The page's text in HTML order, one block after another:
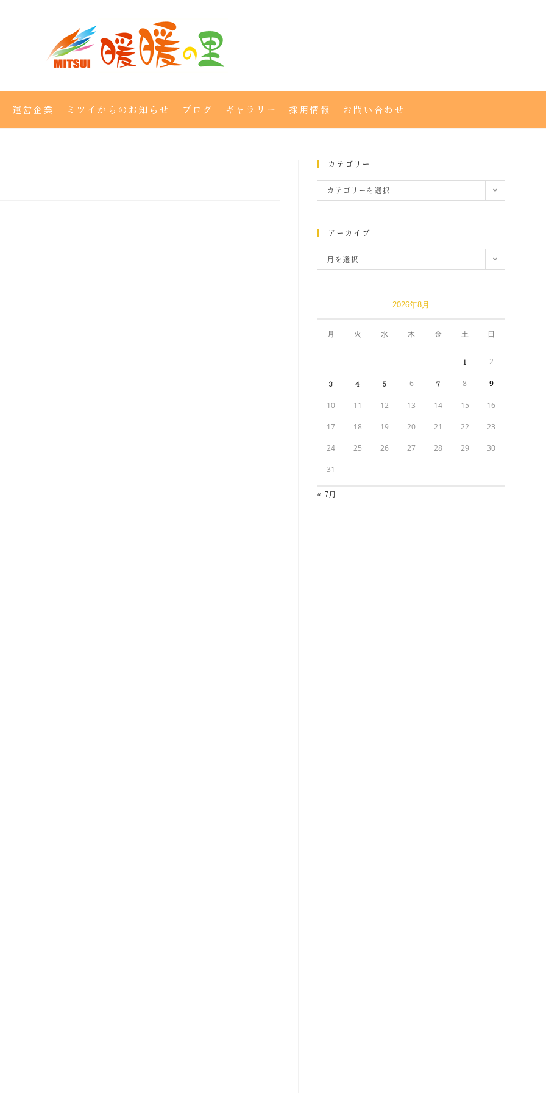
運営企業 ミツイからのお知らせ ブログ ギャラリー 採用情報 お問い合わせ
カテゴリー
カテゴリーを選択
アーカイブ
月を選択
2026年8月
月 火 水 木 金 土 日
1 2
3 4 5 6 7 8 9
10 11 12 13 14 15 16
17 18 19 20 21 22 23
24 25 26 27 28 29 30
31
« 7月